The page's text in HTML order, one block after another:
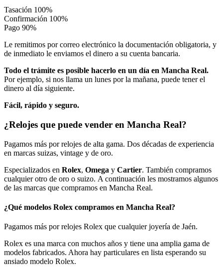
Tasación 100%
Confirmación 100%
Pago 90%
Le remitimos por correo electrónico la documentación obligatoria, y
de inmediato le enviamos el dinero a su cuenta bancaria.
Todo el trámite es posible hacerlo en un día en Mancha Real.
Por ejemplo, si nos llama un lunes por la mañana, puede tener el
dinero al día siguiente.
Fácil, rápido y seguro.
¿Relojes que puede vender en Mancha Real?
Pagamos más por relojes de alta gama. Dos décadas de experiencia
en marcas suizas, vintage y de oro.
Especializados en Rolex, Omega y Cartier. También compramos
cualquier otro de oro o suizo. A continuación les mostramos algunos
de las marcas que compramos en Mancha Real.
¿Qué modelos Rolex compramos en Mancha Real?
Pagamos más por relojes Rolex que cualquier joyería de Jaén.
Rolex es una marca con muchos años y tiene una amplia gama de
modelos fabricados. Ahora hay particulares en lista esperando su
ansiado modelo Rolex.